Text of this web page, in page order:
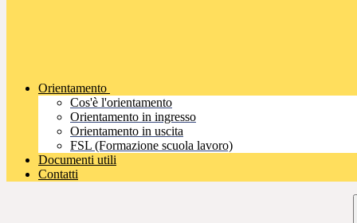
Orientamento
Cos'è l'orientamento
Orientamento in ingresso
Orientamento in uscita
FSL (Formazione scuola lavoro)
Documenti utili
Contatti